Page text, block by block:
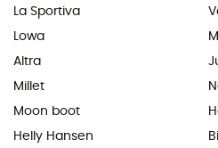
La Sportiva
Lowa
Altra
Millet
Moon boot
Helly Hansen